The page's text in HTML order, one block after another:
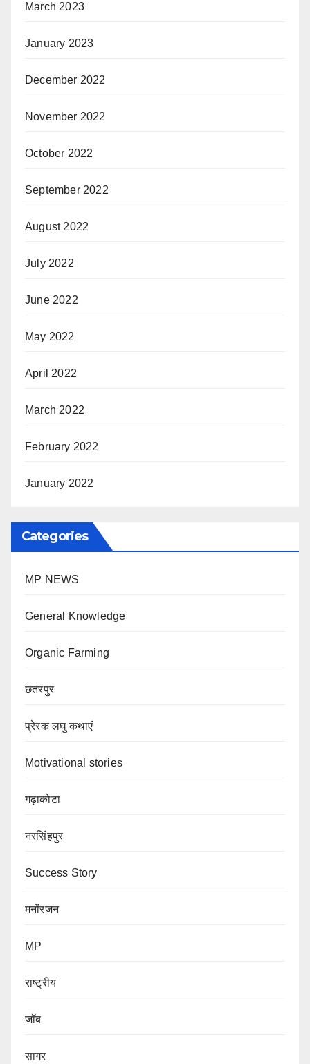
March 2023
January 2023
December 2022
November 2022
October 2022
September 2022
August 2022
July 2022
June 2022
May 2022
April 2022
March 2022
February 2022
January 2022
Categories
MP NEWS
General Knowledge
Organic Farming
छतरपुर
प्रेरक लघु कथाएं
Motivational stories
गढ़ाकोटा
नरसिंहपुर
Success Story
मनोंरजन
MP
राष्ट्रीय
जॉब
सागर